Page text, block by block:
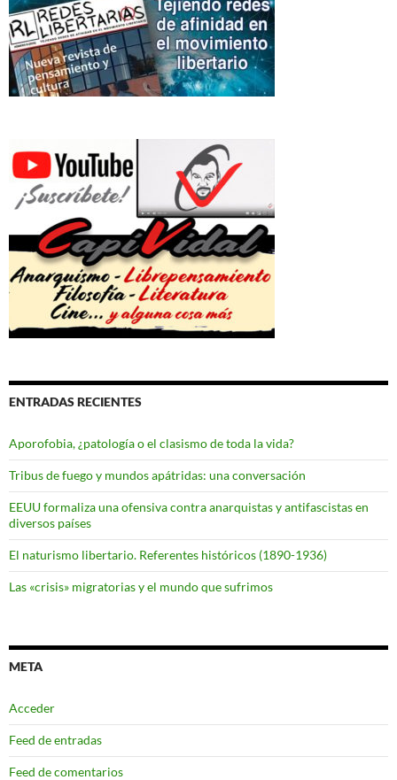
ENTRADAS RECIENTES
Aporofobia, ¿patología o el clasismo de toda la vida?
Tribus de fuego y mundos apátridas: una conversación
EEUU formaliza una ofensiva contra anarquistas y antifascistas en
diversos países
El naturismo libertario. Referentes históricos (1890-1936)
Las «crisis» migratorias y el mundo que sufrimos
META
Acceder
Feed de entradas
Feed de comentarios